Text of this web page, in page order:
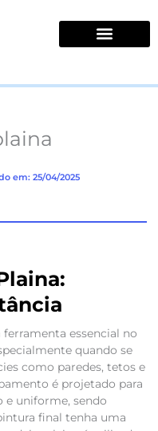
em: 25/04/2025
ferramenta essencial no
quando se
como paredes, tetos e
é projetado para
e uniforme, sendo
final tenha uma